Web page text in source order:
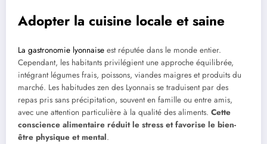
Adopter la cuisine locale et saine
La gastronomie lyonnaise est réputée dans le monde entier.
Cependant, les habitants privilégient une approche équilibrée,
intégrant légumes frais, poissons, viandes maigres et produits du
marché. Les habitudes zen des Lyonnais se traduisent par des
repas pris sans précipitation, souvent en famille ou entre amis,
avec une attention particulière à la qualité des aliments. Cette
conscience alimentaire réduit le stress et favorise le bien-
être physique et mental.